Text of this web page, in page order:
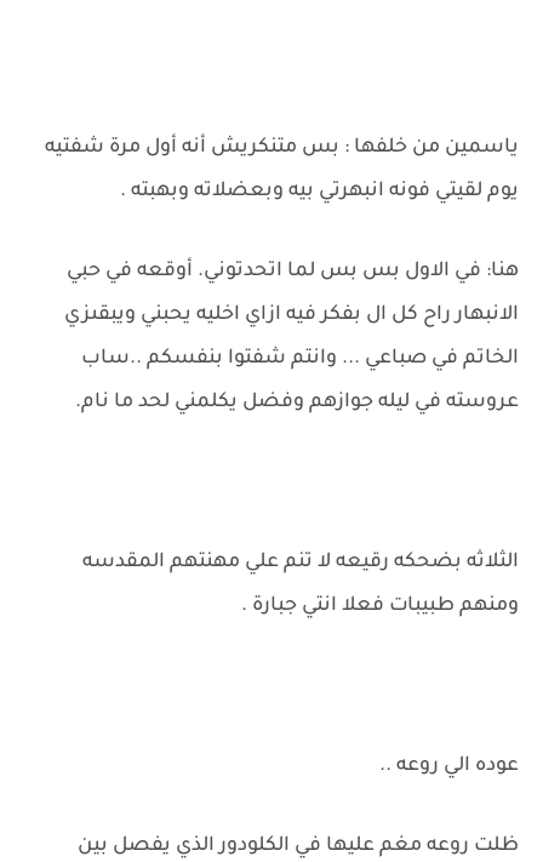
ياسمين من خلفها : بس متنكريش أنه أول مرة شفتيه
يوم لقيتي فونه انبهرتي بيه وبعضلاته وبهبته .
هنا: في الاول بس بس لما اتحدتوني. أوقعه في حبي
الانبهار راح كل ال بفكر فيه ازاي اخليه يحبني ويبقىزي
الخاتم في صباعي ... وانتم شفتوا بنفسكم ..ساب
عروسته في ليله جوازهم وفضل يكلمني لحد ما نام.
الثلاثه بضحكه رقيعه لا تنم علي مهنتهم المقدسه
ومنهم طبيبات فعلا انتي جبارة .
عوده الي روعه ..
ظلت روعه مغم عليها في الكلودور الذي يفصل بين